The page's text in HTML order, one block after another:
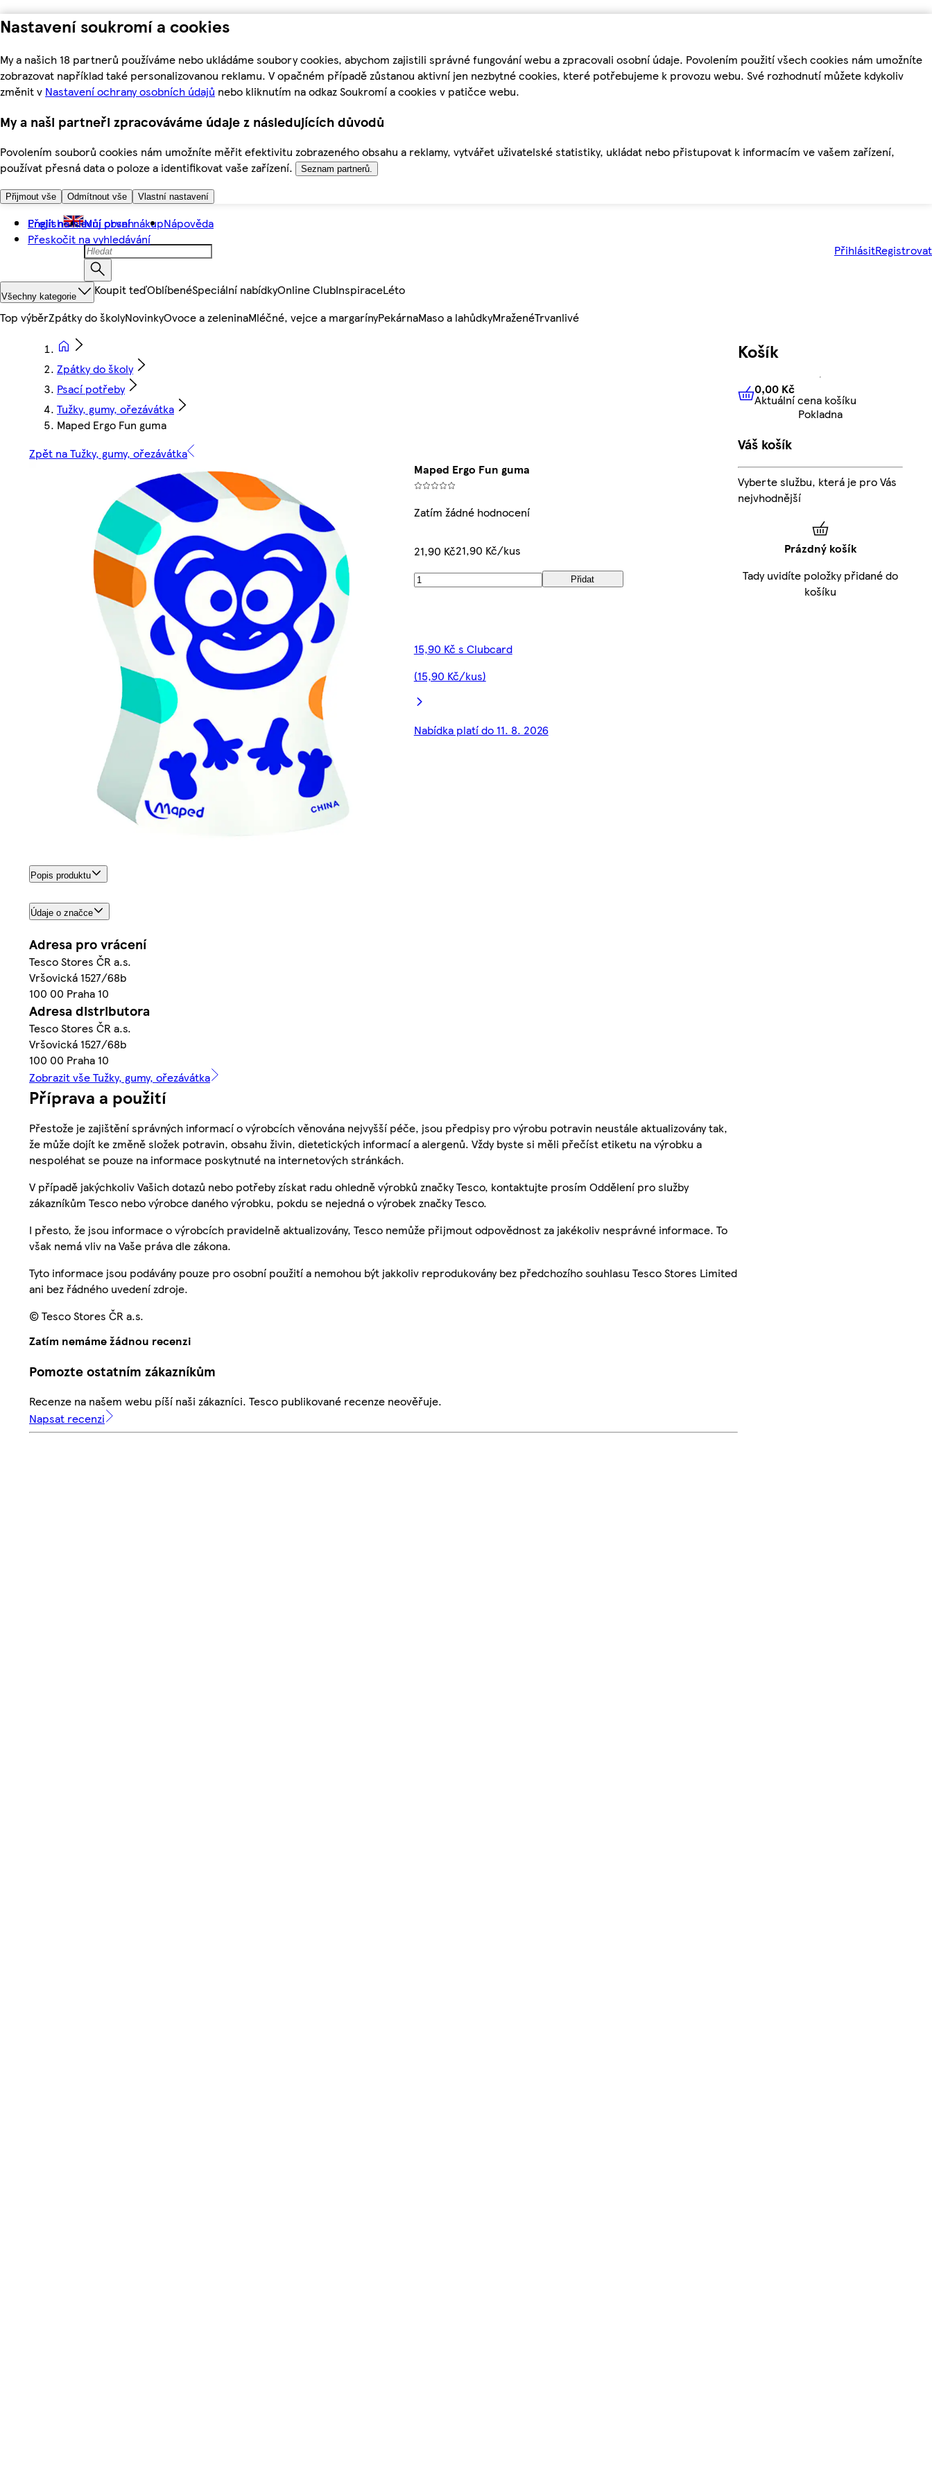
Nastavení soukromí a cookies
My a našich 18 partnerů používáme nebo ukládáme soubory cookies, abychom zajistili správné fungování webu a zpracovali osobní údaje. Povolením použití všech cookies nám umožníte
zobrazovat například také personalizovanou reklamu. V opačném případě zůstanou aktivní jen nezbytné cookies, které potřebujeme k provozu webu. Své rozhodnutí můžete kdykoliv
změnit v Nastavení ochrany osobních údajů nebo kliknutím na odkaz Soukromí a cookies v patičce webu.
My a naši partneři zpracováváme údaje z následujících důvodů
Povolením souborů cookies nám umožníte měřit efektivitu zobrazeného obsahu a reklamy, vytvářet uživatelské statistiky, ukládat nebo přistupovat k informacím ve vašem zařízení,
používat přesná data o poloze a identifikovat vaše zařízení.
Seznam partnerů.
Přijmout vše Odmítnout vše Vlastní nastavení
Přejít na hlavní obsah
Přeskočit na vyhledávání
English Můj první nákupNápověda
PřihlásitRegistrovat
Všechny kategorie Koupit teďOblíbenéSpeciální nabídkyOnline ClubInspiraceLéto
Top výběrZpátky do školyNovinkyOvoce a zeleninaMléčné, vejce a margarínyPekárnaMaso a lahůdkyMraženéTrvanlivé
Zpátky do školy
Psací potřeby
Tužky, gumy, ořezávátka
Maped Ergo Fun guma
Zpět na Tužky, gumy, ořezávátka
Maped Ergo Fun guma
Zatím žádné hodnocení
21,90 Kč21,90 Kč/kus
Přidat
15,90 Kč s Clubcard
(15,90 Kč/kus)
Nabídka platí do 11. 8. 2026
Popis produktu
Údaje o značce
Adresa pro vrácení
Tesco Stores ČR a.s.
Vršovická 1527/68b
100 00 Praha 10
Adresa distributora
Tesco Stores ČR a.s.
Vršovická 1527/68b
100 00 Praha 10
Zobrazit vše Tužky, gumy, ořezávátka
Příprava a použití
Přestože je zajištění správných informací o výrobcích věnována nejvyšší péče, jsou předpisy pro výrobu potravin neustále aktualizovány tak,
že může dojít ke změně složek potravin, obsahu živin, dietetických informací a alergenů. Vždy byste si měli přečíst etiketu na výrobku a
nespoléhat se pouze na informace poskytnuté na internetových stránkách.
V případě jakýchkoliv Vašich dotazů nebo potřeby získat radu ohledně výrobků značky Tesco, kontaktujte prosím Oddělení pro služby
zákazníkům Tesco nebo výrobce daného výrobku, pokdu se nejedná o výrobek značky Tesco.
I přesto, že jsou informace o výrobcích pravidelně aktualizovány, Tesco nemůže přijmout odpovědnost za jakékoliv nesprávné informace. To
však nemá vliv na Vaše práva dle zákona.
Tyto informace jsou podávány pouze pro osobní použití a nemohou být jakkoliv reprodukovány bez předchozího souhlasu Tesco Stores Limited
ani bez řádného uvedení zdroje.
© Tesco Stores ČR a.s.
Zatím nemáme žádnou recenzi
Pomozte ostatním zákazníkům
Recenze na našem webu píší naši zákazníci. Tesco publikované recenze neověřuje.
Napsat recenzi
Košík
0,00 KčAktuální cena košíku
0,00 Kč
Aktuální cena košíku
Pokladna
Váš košík
Vyberte službu, která je pro Vás
nejvhodnější
Prázdný košík
Tady uvidíte položky přidané do
košíku